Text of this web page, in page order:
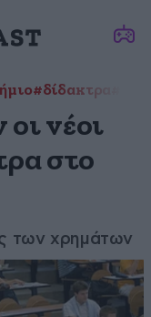
#δίδακτρα
νέοι
στο
των χρημάτων